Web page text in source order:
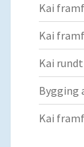
Kai
Kai
Kai
Bygging
Kai